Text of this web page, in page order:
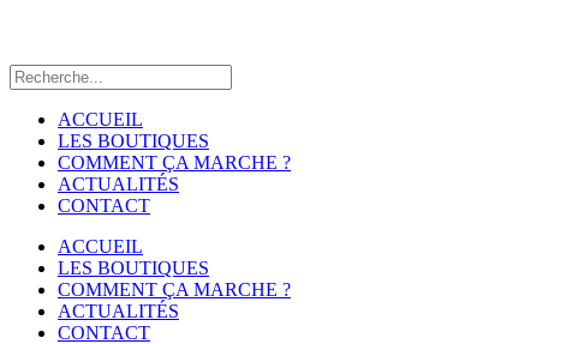
ACCUEIL
LES BOUTIQUES
COMMENT ÇA MARCHE ?
ACTUALITÉS
CONTACT
ACCUEIL
LES BOUTIQUES
COMMENT ÇA MARCHE ?
ACTUALITÉS
CONTACT